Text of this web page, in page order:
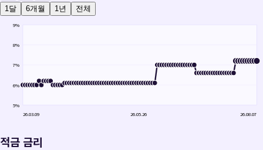
1달
6개월 1년 전체
9%
8%
7%
6%
5%
26.03.09 26.05.26 26.08.07
적금 금리